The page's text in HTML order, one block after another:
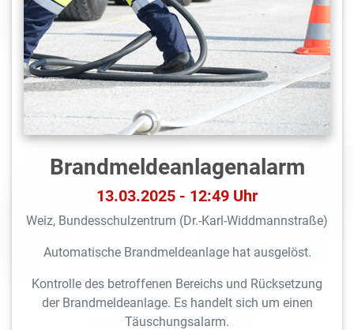
Brandmeldeanlagen­alarm
13.03.2025 - 12:49 Uhr
Weiz, Bundesschulzentrum (Dr.-Karl-Widdmannstraße)
Automatische Brandmeldeanlage hat ausgelöst.
Kontrolle des betroffenen Bereichs und Rücksetzung
der Brandmeldeanlage. Es handelt sich um einen
Täuschungsalarm.